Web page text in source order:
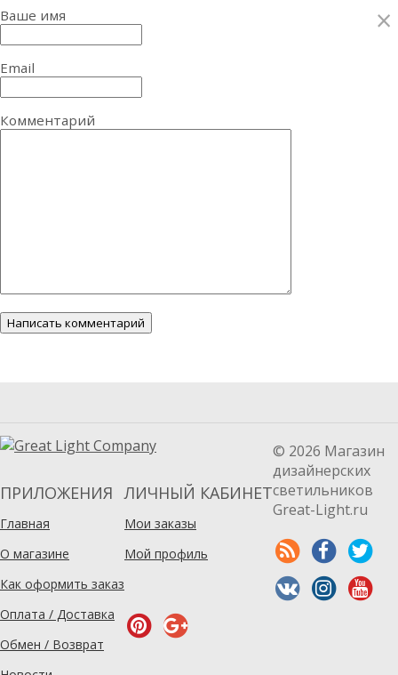
×
Ваше имя
Email
Комментарий
ПРИЛОЖЕНИЯ
Главная
О магазине
Как оформить заказ
Оплата / Доставка
Обмен / Возврат
ЛИЧНЫЙ КАБИНЕТ
Мои заказы
Мой профиль
© 2026 Магазин
дизайнерских
светильников
Great-Light.ru